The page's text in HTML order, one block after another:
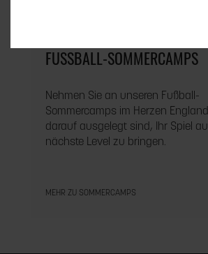
FUSSBALL-SOMMERCAMPS
Nehmen Sie an unseren Fußball-
Sommercamps im Herzen
darauf ausgelegt sind, Ihr Spiel
nächste Level zu bringen.
MEHR ZU SOMMERCAMPS